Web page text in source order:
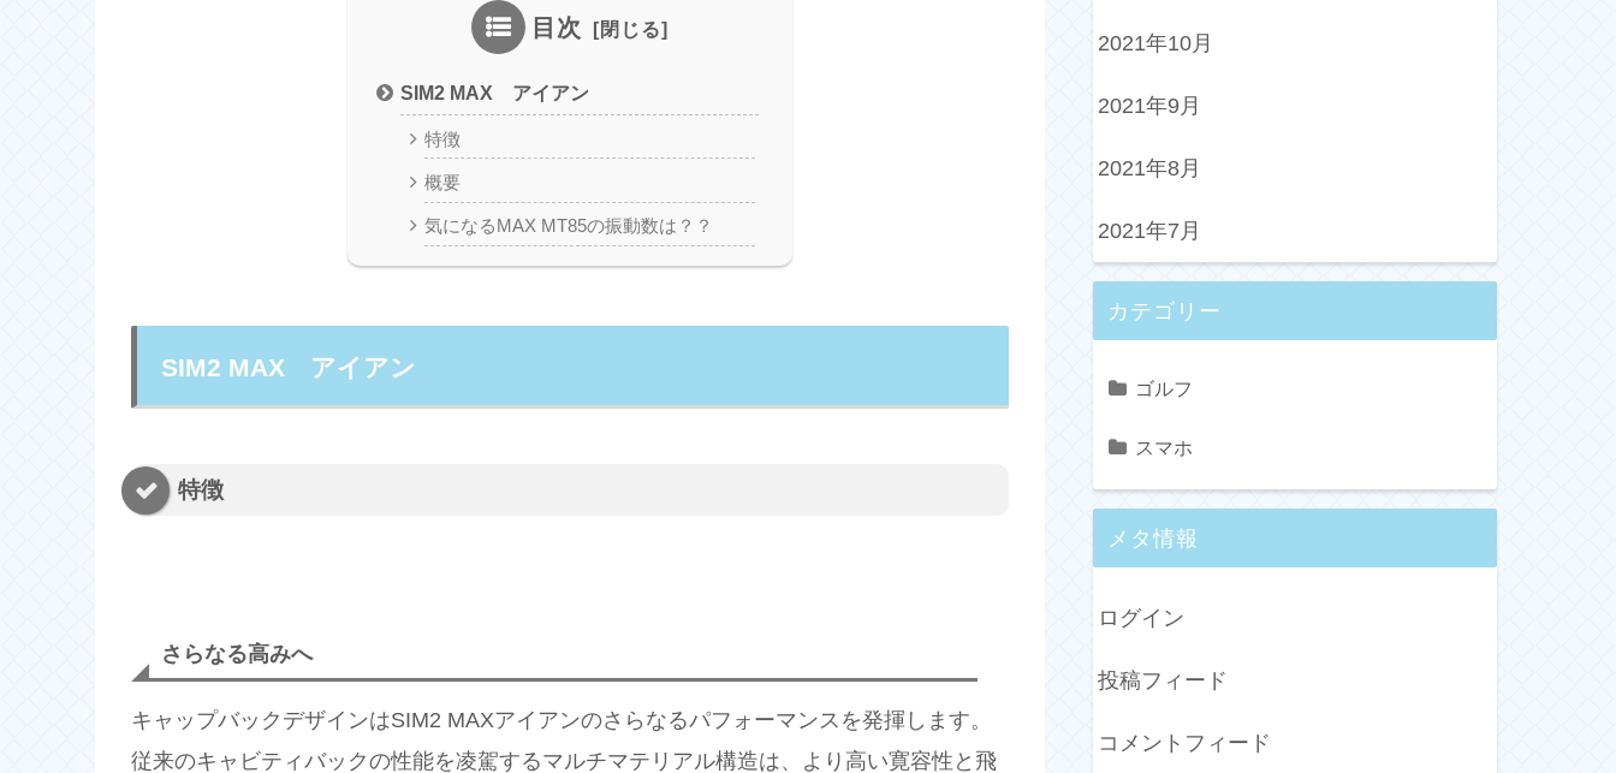
目次
SIM2 MAX アイアン
特徴
概要
気になるMAX MT85の振動数は？？
SIM2 MAX アイアン
特徴
さらなる高みへ
キャップバックデザインはSIM2 MAXアイアンのさらなるパフォーマンスを発揮します。
従来のキャビティバックの性能を凌駕するマルチマテリアル構造は、より高い寛容性と飛
2021年10月
2021年9月
2021年8月
2021年7月
カテゴリー
ゴルフ
スマホ
メタ情報
ログイン
投稿フィード
コメントフィード